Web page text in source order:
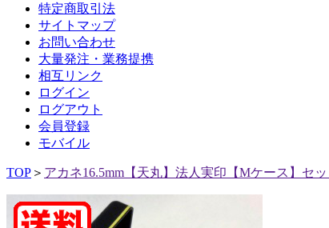
特定商取引法
サイトマップ
お問い合わせ
大量発注・業務提携
相互リンク
ログイン
ログアウト
会員登録
モバイル
TOP ＞ アカネ16.5mm【天丸】法人実印【Mケース】セッ